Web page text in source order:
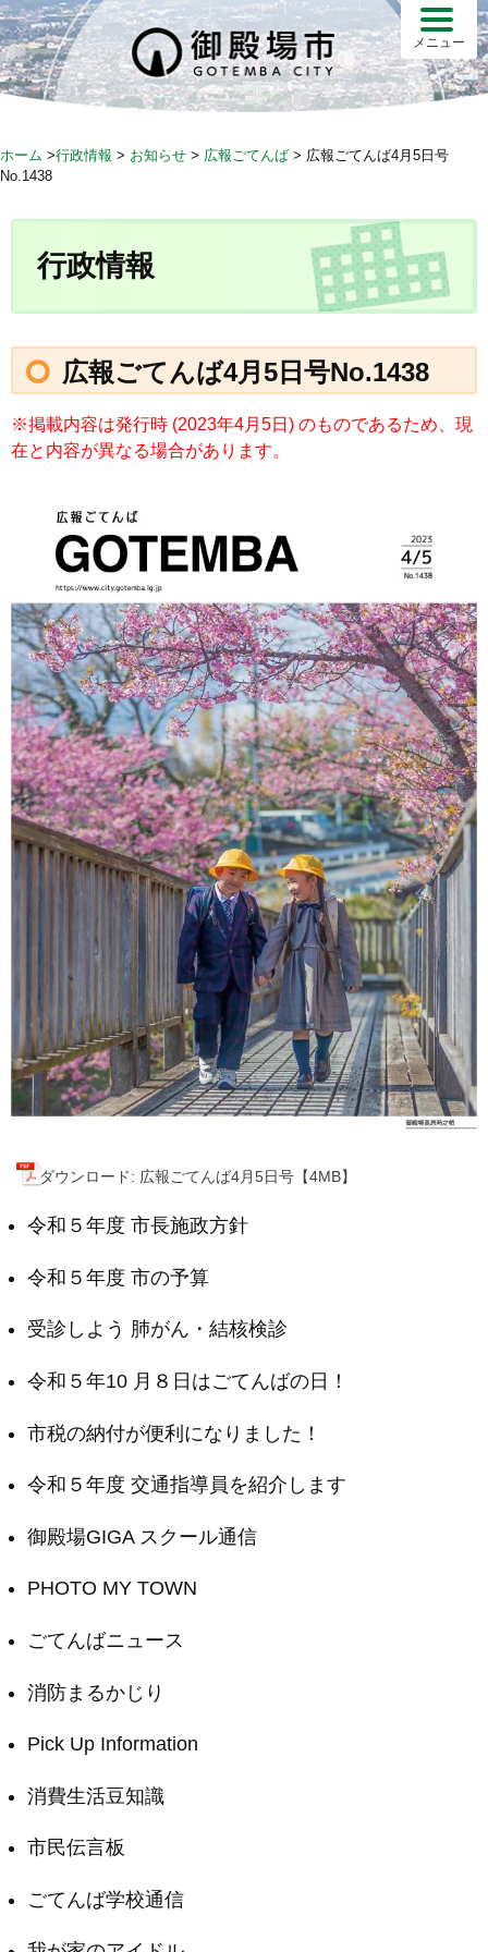
S
k
i
p
c
メニュー
ホーム >行政情報 > お知らせ > 広報ごてんば > 広報ごてんば4月5日号
No.1438
行政情報
広報ごてんば4月5日号No.1438
※掲載内容は発行時 (2023年4月5日) のものであるため、現
在と内容が異なる場合があります。
ダウンロード: 広報ごてんば4月5日号【4MB】
令和５年度 市長施政方針
令和５年度 市の予算
受診しよう 肺がん・結核検診
令和５年10 月８日はごてんばの日！
市税の納付が便利になりました！
令和５年度 交通指導員を紹介します
御殿場GIGA スクール通信
PHOTO MY TOWN
ごてんばニュース
消防まるかじり
Pick Up Information
消費生活豆知識
市民伝言板
ごてんば学校通信